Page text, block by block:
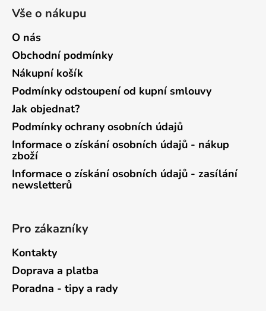
Vše o nákupu
O nás
Obchodní podmínky
Nákupní košík
Podmínky odstoupení od kupní smlouvy
Jak objednat?
Podmínky ochrany osobních údajů
Informace o získání osobních údajů - nákup
zboží
Informace o získání osobních údajů - zasílání
newsletterů
Pro zákazníky
Kontakty
Doprava a platba
Poradna - tipy a rady